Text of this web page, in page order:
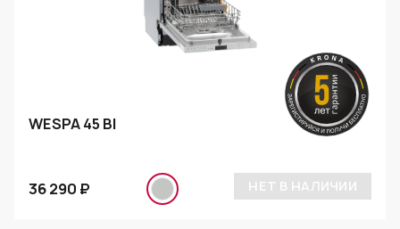
WESPA 45 BI
36 290 ₽ НЕТ В НАЛИЧИИ